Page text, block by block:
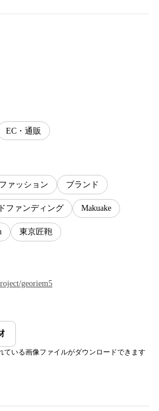
EC・通販
ファッション ブランド
ファンディング Makuake
東京匠鞄
georiem5
ている画像ファイルがダウンロードできます